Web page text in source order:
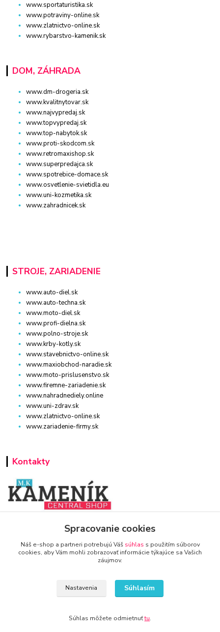
www.sportaturistika.sk
www.potraviny-online.sk
www.zlatnictvo-online.sk
www.rybarstvo-kamenik.sk
DOM, ZÁHRADA
www.dm-drogeria.sk
www.kvalitnytovar.sk
www.najvypredaj.sk
www.topvypredaj.sk
www.top-nabytok.sk
www.proti-skodcom.sk
www.retromaxishop.sk
www.superpredajca.sk
www.spotrebice-domace.sk
www.osvetlenie-svietidla.eu
www.uni-kozmetika.sk
www.zahradnicek.sk
STROJE, ZARIADENIE
www.auto-diel.sk
www.auto-techna.sk
www.moto-diel.sk
www.profi-dielna.sk
www.polno-stroje.sk
www.krby-kotly.sk
www.stavebnictvo-online.sk
www.maxiobchod-naradie.sk
www.moto-prislusenstvo.sk
www.firemne-zariadenie.sk
www.nahradnediely.online
www.uni-zdrav.sk
www.zlatnictvo-online.sk
www.zariadenie-firmy.sk
Kontakty
www.zariadenie-firmy.sk
+421 940 949 000
Spracovanie cookies
Náš e-shop a partneri potrebujú Váš súhlas s použitím súborov
cookies, aby Vám mohli zobrazovať informácie týkajúce sa Vašich
záujmov.
Nastavenia Súhlasím
Súhlas môžete odmietnuťtu.